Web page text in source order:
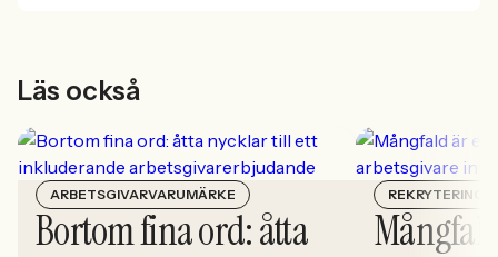
Läs också
ARBETSGIVARVARUMÄRKE
Bortom fina ord: åtta
REKRYTERING